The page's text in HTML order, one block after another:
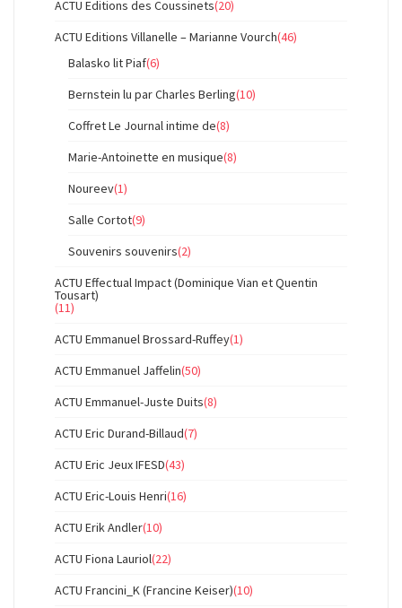
ACTU Editions des Coussinets(20)
ACTU Editions Villanelle – Marianne Vourch(46)
Balasko lit Piaf(6)
Bernstein lu par Charles Berling(10)
Coffret Le Journal intime de(8)
Marie-Antoinette en musique(8)
Noureev(1)
Salle Cortot(9)
Souvenirs souvenirs(2)
ACTU Effectual Impact (Dominique Vian et Quentin
Tousart)
(11)
ACTU Emmanuel Brossard-Ruffey(1)
ACTU Emmanuel Jaffelin(50)
ACTU Emmanuel-Juste Duits(8)
ACTU Eric Durand-Billaud(7)
ACTU Eric Jeux IFESD(43)
ACTU Eric-Louis Henri(16)
ACTU Erik Andler(10)
ACTU Fiona Lauriol(22)
ACTU Francini_K (Francine Keiser)(10)